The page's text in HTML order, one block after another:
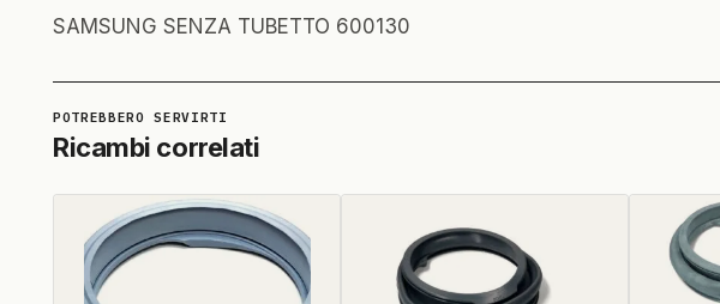
SAMSUNG SENZA TUBETTO 600130
Ricambi correlati